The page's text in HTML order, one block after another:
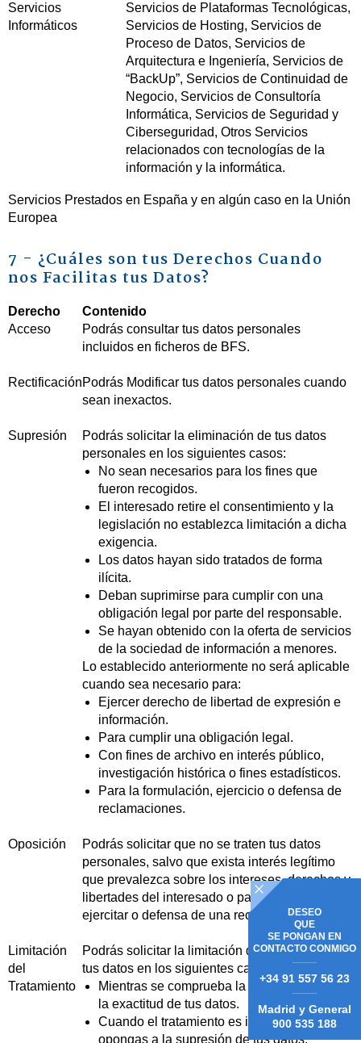
Servicios
Informáticos
Servicios de Plataformas Tecnológicas,
Servicios de Hosting, Servicios de
Proceso de Datos, Servicios de
Arquitectura e Ingeniería, Servicios de
“BackUp”, Servicios de Continuidad de
Negocio, Servicios de Consultoría
Informática, Servicios de Seguridad y
Ciberseguridad, Otros Servicios
relacionados con tecnologías de la
información y la informática.
Servicios Prestados en España y en algún caso en la Unión
Europea
7 - ¿Cuáles son tus Derechos Cuando
nos Facilitas tus Datos?
Derecho
Contenido
Acceso
Podrás consultar tus datos personales
incluidos en ficheros de BFS.
RectificaciónPodrás Modificar tus datos personales cuando
sean inexactos.
Supresión
Podrás solicitar la eliminación de tus datos
personales en los siguientes casos:
No sean necesarios para los fines que
fueron recogidos.
El interesado retire el consentimiento y la
legislación no establezca limitación a dicha
exigencia.
Los datos hayan sido tratados de forma
ilícita.
Deban suprimirse para cumplir con una
obligación legal por parte del responsable.
Se hayan obtenido con la oferta de servicios
de la sociedad de información a menores.
Lo establecido anteriormente no será aplicable
cuando sea necesario para:
Ejercer derecho de libertad de expresión e
información.
Para cumplir una obligación legal.
Con fines de archivo en interés público,
investigación histórica o fines estadísticos.
Para la formulación, ejercicio o defensa de
reclamaciones.
Oposición
Podrás solicitar que no se traten tus datos
personales, salvo que exista interés legítimo
que prevalezca sobre los intereses, derechos y
libertades del interesado o para formular,
ejercitar o defensa de una reclamación.
Limitación
del
Tratamiento
Podrás solicitar la limitación del tratamiento de
tus datos en los siguientes casos:
Mientras se comprueba la impugnación de
la exactitud de tus datos.
Cuando el tratamiento es ilícito, pero te
opongas a la supresión de tus datos.
DESEO
QUE
SE PONGAN EN
CONTACTO CONMIGO
+34 91 557 56 23
Madrid y General
900 535 188